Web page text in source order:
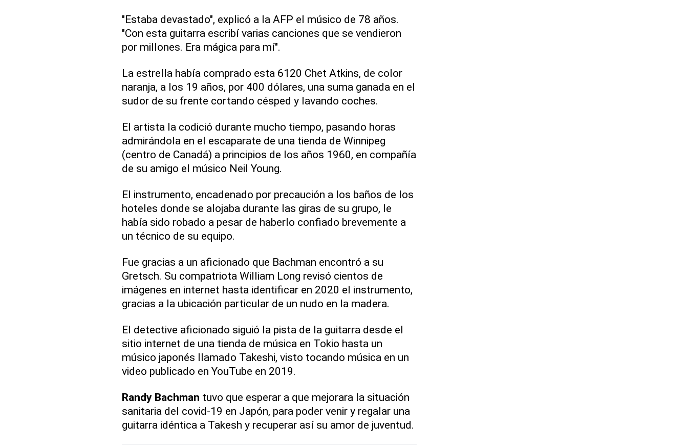
"Estaba devastado", explicó a la AFP el músico de 78 años.
"Con esta guitarra escribí varias canciones que se vendieron
por millones. Era mágica para mí".
La estrella había comprado esta 6120 Chet Atkins, de color
naranja, a los 19 años, por 400 dólares, una suma ganada en el
sudor de su frente cortando césped y lavando coches.
El artista la codició durante mucho tiempo, pasando horas
admirándola en el escaparate de una tienda de Winnipeg
(centro de Canadá) a principios de los años 1960, en compañía
de su amigo el músico Neil Young.
El instrumento, encadenado por precaución a los baños de los
hoteles donde se alojaba durante las giras de su grupo, le
había sido robado a pesar de haberlo confiado brevemente a
un técnico de su equipo.
Fue gracias a un aficionado que Bachman encontró a su
Gretsch. Su compatriota William Long revisó cientos de
imágenes en internet hasta identificar en 2020 el instrumento,
gracias a la ubicación particular de un nudo en la madera.
El detective aficionado siguió la pista de la guitarra desde el
sitio internet de una tienda de música en Tokio hasta un
músico japonés llamado Takeshi, visto tocando música en un
video publicado en YouTube en 2019.
Randy Bachman tuvo que esperar a que mejorara la situación
sanitaria del covid-19 en Japón, para poder venir y regalar una
guitarra idéntica a Takesh y recuperar así su amor de juventud.